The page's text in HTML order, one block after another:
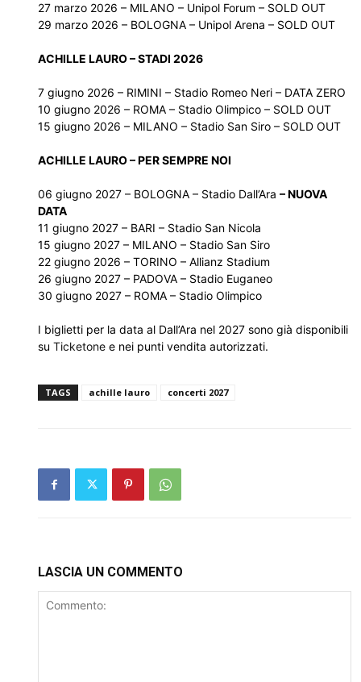
27 marzo 2026 – MILANO – Unipol Forum – SOLD OUT
29 marzo 2026 – BOLOGNA – Unipol Arena – SOLD OUT
ACHILLE LAURO – STADI 2026
7 giugno 2026 – RIMINI – Stadio Romeo Neri – DATA ZERO
10 giugno 2026 – ROMA – Stadio Olimpico – SOLD OUT
15 giugno 2026 – MILANO – Stadio San Siro – SOLD OUT
ACHILLE LAURO – PER SEMPRE NOI
06 giugno 2027 – BOLOGNA – Stadio Dall’Ara – NUOVA
DATA
11 giugno 2027 – BARI – Stadio San Nicola
15 giugno 2027 – MILANO – Stadio San Siro
22 giugno 2026 – TORINO – Allianz Stadium
26 giugno 2027 – PADOVA – Stadio Euganeo
30 giugno 2027 – ROMA – Stadio Olimpico
I biglietti per la data al Dall’Ara nel 2027 sono già disponibili
su Ticketone e nei punti vendita autorizzati.
TAGS achille lauro concerti 2027
LASCIA UN COMMENTO